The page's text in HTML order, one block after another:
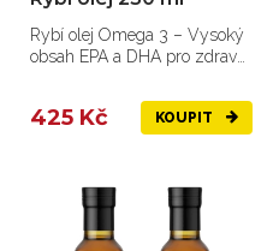
Rybí olej Omega 3 – Vysoký
obsah EPA a DHA pro zdravé
425 Kč KOUPIT